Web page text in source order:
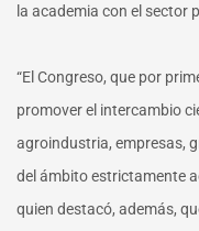
la academia con el sector
“El Congreso, que por
promover el intercambio
agroindustria, empresas,
del ámbito estrictamente
quien destacó, además,